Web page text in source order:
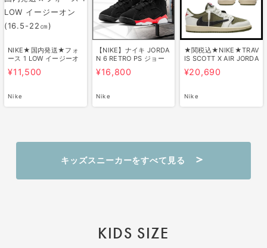
NIKE★国内発送★フォ
ース 1 LOW イージーオ
ン (16.5-…
¥11,500
Nike
【NIKE】ナイキ JORDA
N 6 RETRO PS ジョー
ダン 6 レト…
¥16,800
Nike
★関税込★NIKE★TRAV
IS SCOTT X AIR JORDA
N 1(PS)★1…
¥20,690
Nike
キッズスニーカーをすべて見る
KIDS SIZE